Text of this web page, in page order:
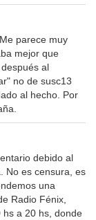
parece muy
mejor que
al
no de susc13
al hecho. Por
debido al
No es censura, es
una
Radio Fénix,
hs a 20 hs, donde